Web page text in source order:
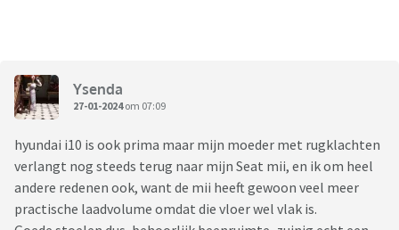
Ysenda
27-01-2024om 07:09
hyundai i10 is ook prima maar mijn moeder met rugklachten
verlangt nog steeds terug naar mijn Seat mii, en ik om heel
andere redenen ook, want de mii heeft gewoon veel meer
practische laadvolume omdat die vloer wel vlak is.